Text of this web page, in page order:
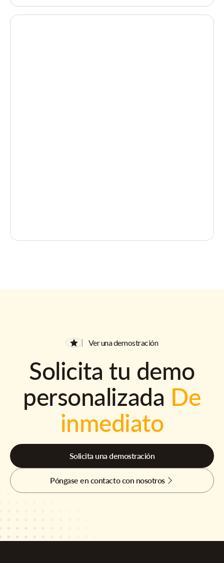
Ver una demostración
Solicita tu demo
personalizada De
inmediato
Solicita una demostración
Póngase en contacto con nosotros